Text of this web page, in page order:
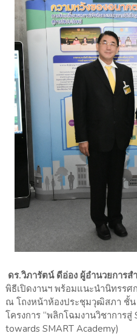
ดร.วิภารัตน์ ดีอ่อง ผู้อำนวยการ
พิธีเปิดงานฯ พร้อมแนะนำนิทรรศ
ณ โถงหน้าห้องประชุมวุฒิสภา ชั้น
โครงการ “พลิกโฉมงานวิชาการสู่
towards SMART Academy)